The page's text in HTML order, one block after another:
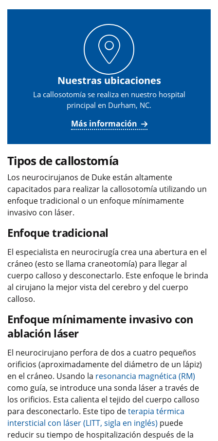
Nuestras ubicaciones
La callosotomía se realiza en nuestro hospital
principal en Durham, NC.
Más información
Tipos de callostomía
Los neurocirujanos de Duke están altamente
capacitados para realizar la callosotomía utilizando un
enfoque tradicional o un enfoque mínimamente
invasivo con láser.
Enfoque tradicional
El especialista en neurocirugía crea una abertura en el
cráneo (esto se llama craneotomía) para llegar al
cuerpo calloso y desconectarlo. Este enfoque le brinda
al cirujano la mejor vista del cerebro y del cuerpo
calloso.
Enfoque mínimamente invasivo con
ablación láser
El neurocirujano perfora de dos a cuatro pequeños
orificios (aproximadamente del diámetro de un lápiz)
en el cráneo. Usando la resonancia magnética (RM)
como guía, se introduce una sonda láser a través de
los orificios. Esta calienta el tejido del cuerpo calloso
para desconectarlo. Este tipo deterapia térmica
intersticial con láser (LITT, sigla en inglés) puede
reducir su tiempo de hospitalización después de la